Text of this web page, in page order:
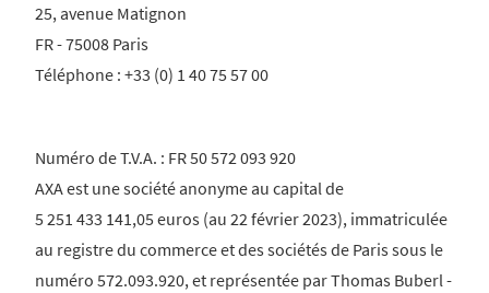
25, avenue Matignon
FR - 75008 Paris
Téléphone : +33 (0) 1 40 75 57 00
Numéro de T.V.A. : FR 50 572 093 920
AXA est une société anonyme au capital de
5 251 433 141,05 euros (au 22 février 2023), immatriculée
au registre du commerce et des sociétés de Paris sous le
numéro 572.093.920, et représentée par Thomas Buberl -